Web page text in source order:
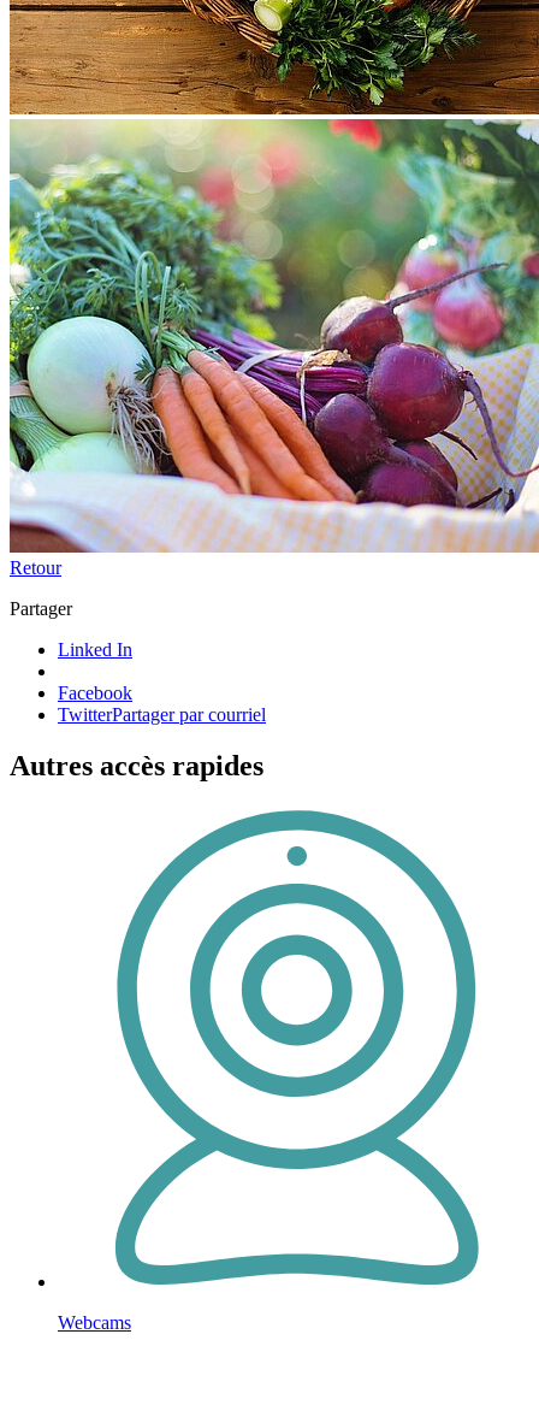
Retour
Partager
Linked In
Facebook
TwitterPartager par courriel
Autres accès rapides
Webcams